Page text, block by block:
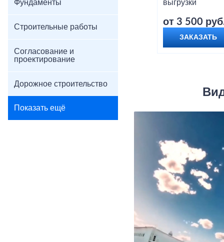
Фундаменты
Строительные работы
Согласование и
проектирование
Дорожное строительство
Показать ещё
выгрузки
от 3 500
ЗАКАЗАТЬ